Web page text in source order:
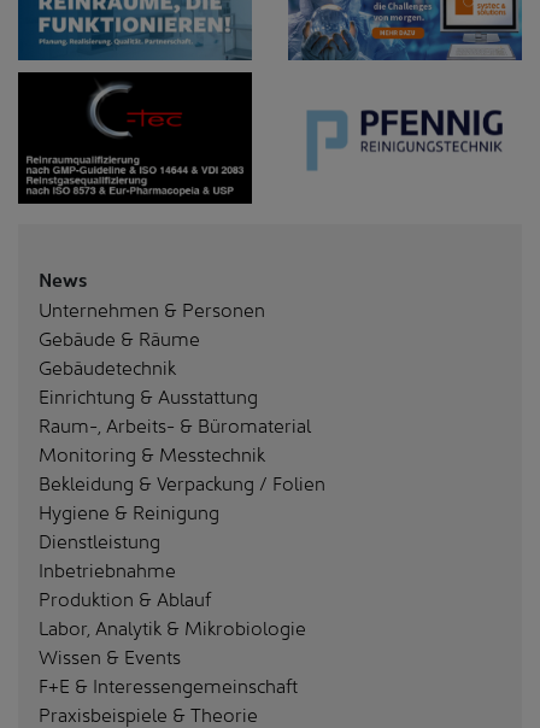
News
Unternehmen & Personen
Gebäude & Räume
Gebäudetechnik
Einrichtung & Ausstattung
Raum-, Arbeits- & Büromaterial
Monitoring & Messtechnik
Bekleidung & Verpackung / Folien
Hygiene & Reinigung
Dienstleistung
Inbetriebnahme
Produktion & Ablauf
Labor, Analytik & Mikrobiologie
Wissen & Events
F+E & Interessengemeinschaft
Praxisbeispiele & Theorie